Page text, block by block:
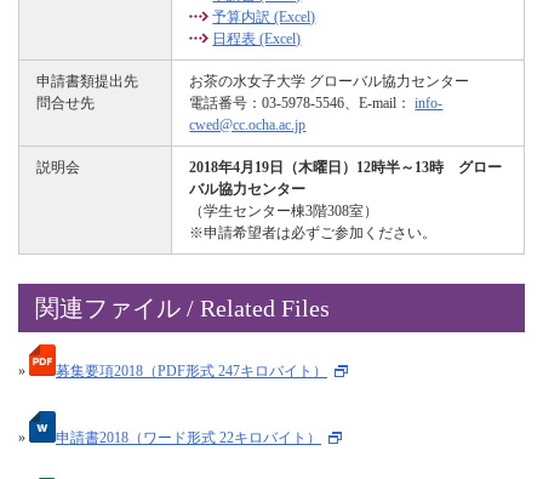
予算内訳 (Excel)
日程表 (Excel)
申請書類提出先
問合せ先
お茶の水女子大学 グローバル協力センター
電話番号：03-5978-5546、E-mail：info-
cwed@cc.ocha.ac.jp
説明会
2018年4月19日（木曜日）12時半～13時 グロー
バル協力センター
（学生センター棟3階308室）
※申請希望者は必ずご参加ください。
関連ファイル / Related Files
» 募集要項2018（PDF形式 247キロバイト）
» 申請書2018（ワード形式 22キロバイト）